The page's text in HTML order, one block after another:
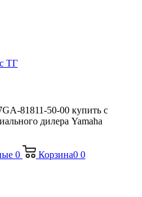
ТГ
81811-50-00 купить с
дилера Yamaha
0 Корзина0 0